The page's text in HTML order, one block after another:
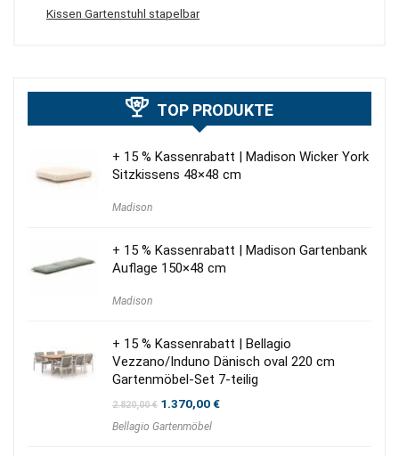
Kissen Gartenstuhl stapelbar
TOP PRODUKTE
+ 15 % Kassenrabatt | Madison Wicker York
Sitzkissens 48×48 cm
Madison
+ 15 % Kassenrabatt | Madison Gartenbank
Auflage 150×48 cm
Madison
+ 15 % Kassenrabatt | Bellagio
Vezzano/Induno Dänisch oval 220 cm
Gartenmöbel-Set 7-teilig
2.820,00€ Ursprünglicher
war:
1.370,00€Aktueller
Bellagio Gartenmöbel